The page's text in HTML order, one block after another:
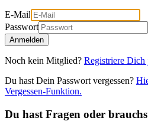
E-Mail
Passwort
Anmelden
Noch kein Mitglied? Registriere Dich
Du hast Dein Passwort vergessen?
Vergessen-Funktion.
Du hast Fragen oder